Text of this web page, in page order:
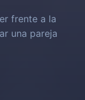
frente a la
una pareja